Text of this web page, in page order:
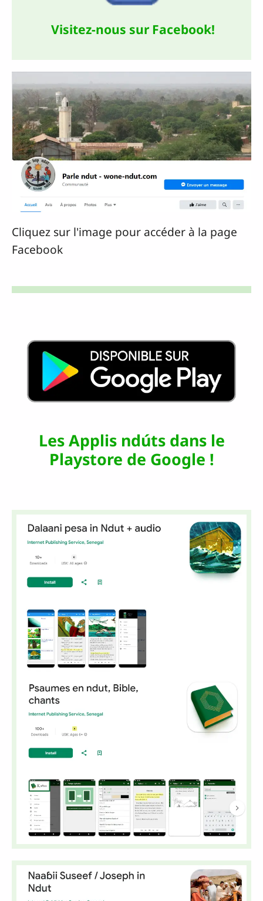
Visitez-nous sur Facebook!
Cliquez sur l'image pour accéder à la page
Facebook
Les Applis ndúts dans le
Playstore de Google !